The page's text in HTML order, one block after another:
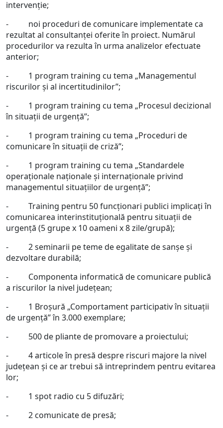
intervenție;
- noi proceduri de comunicare implementate ca
rezultat al consultanței oferite în proiect. Numărul
procedurilor va rezulta în urma analizelor efectuate
anterior;
- 1 program training cu tema „Managementul
riscurilor și al incertitudinilor”;
- 1 program training cu tema „Procesul decizional
în situații de urgență”;
- 1 program training cu tema „Proceduri de
comunicare în situații de criză”;
- 1 program training cu tema „Standardele
operaționale naționale și internaționale privind
managementul situațiilor de urgență”;
- Training pentru 50 funcționari publici implicați în
comunicarea interinstituțională pentru situații de
urgență (5 grupe x 10 oameni x 8 zile/grupă);
- 2 seminarii pe teme de egalitate de sanșe și
dezvoltare durabilă;
- Componenta informatică de comunicare publică
a riscurilor la nivel județean;
- 1 Broșură „Comportament participativ în situații
de urgență” în 3.000 exemplare;
- 500 de pliante de promovare a proiectului;
- 4 articole în presă despre riscuri majore la nivel
județean și ce ar trebui să intreprindem pentru evitarea
lor;
- 1 spot radio cu 5 difuzări;
- 2 comunicate de presă;